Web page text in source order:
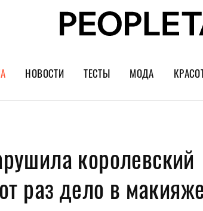
НОВОСТИ ТЕСТЫ МОДА
Тренды
Как носить
Украшения и
королевский
раз дело в